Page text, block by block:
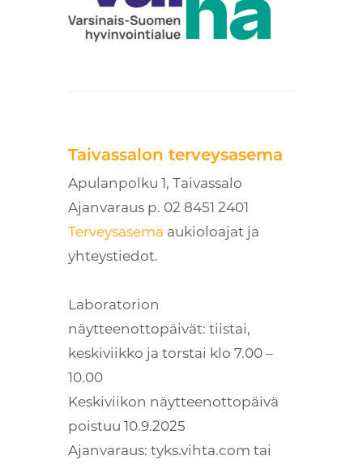
Taivassalon terveysasema
Apulanpolku 1, Taivassalo
Ajanvaraus p. 02 8451 2401
Terveysasema aukioloajat ja
yhteystiedot.
Laboratorion
näytteenottopäivät: tiistai,
keskiviikko ja torstai klo 7.00 –
10.00
Keskiviikon näytteenottopäivä
poistuu 10.9.2025
Ajanvaraus: tyks.vihta.com tai